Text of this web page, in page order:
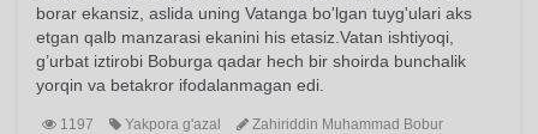
borar ekansiz, aslida uning Vatanga bo'lgan tuyg'ulari aks
etgan qalb manzarasi ekanini his etasiz.Vatan ishtiyoqi,
g’urbat iztirobi Boburga qadar hech bir shoirda bunchalik
yorqin va betakror ifodalanmagan edi.
1197 Yakpora g'azal
Zahiriddin Muhammad Bobur